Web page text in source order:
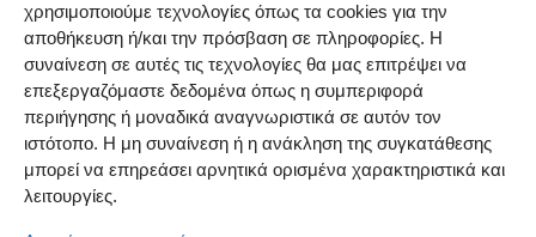
χρησιμοποιούμε τεχνολογίες όπως τα cookies για την
αποθήκευση ή/και την πρόσβαση σε πληροφορίες. Η
συναίνεση σε αυτές τις τεχνολογίες θα μας επιτρέψει να
επεξεργαζόμαστε δεδομένα όπως η συμπεριφορά
περιήγησης ή μοναδικά αναγνωριστικά σε αυτόν τον
ιστότοπο. Η μη συναίνεση ή η ανάκληση της συγκατάθεσης
μπορεί να επηρεάσει αρνητικά ορισμένα χαρακτηριστικά και
λειτουργίες.
Όροι χρήσης
Cookie Policy (EU)
ΑΚΟΛΟΥΘΗΣΤΕ ΜΑΣ